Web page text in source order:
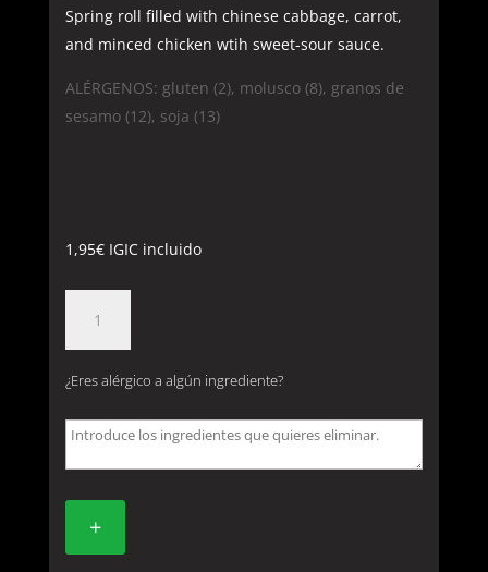
Spring roll filled with chinese cabbage, carrot,
and minced chicken wtih sweet-sour sauce.
ALÉRGENOS: gluten (2), molusco (8), granos de
sesamo (12), soja (13)
1,95€ IGIC incluido
ROLLO
PRIMAVERA
(unidad)
cantidad
¿Eres alérgico a algún ingrediente?
+